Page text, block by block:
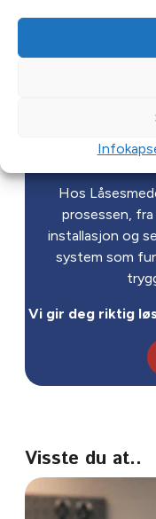
bygg
Hos
prosessen,
installasjon og
system som
Vi gir deg riktig
Visste du at..